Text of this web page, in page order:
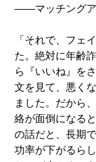
――マッチングア
「それで、フェ
た。絶対に年齢
ら『いいね』を
文を見て、悪く
ました。だから
絡が面倒になる
の話だと、長期
功率が下がるら